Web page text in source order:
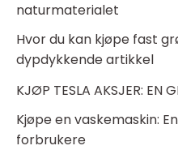
naturmaterialet
Hvor du kan kjøpe fast
dypdykkende artikkel
KJØP TESLA AKSJER: EN
Kjøpe en vaskemaskin:
forbrukere